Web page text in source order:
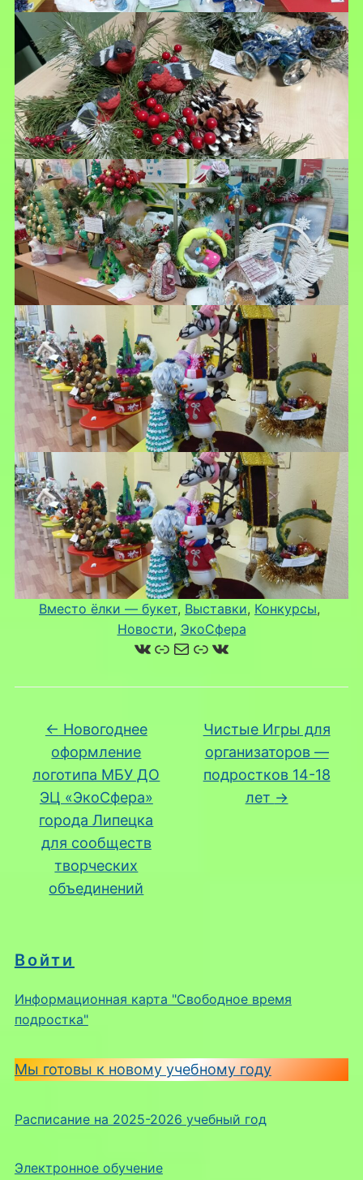
Войти
Информационная карта "Свободное время
подростка"
Мы готовы к новому учебному году
Расписание на 2025-2026 учебный год
Электронное обучение
Вместо ёлки — букет, Выставки, Конкурсы
Новости, ЭкоСфера
ВКонтакте
Ссылка
Почта
Ссылка
ВКонтакте
← Новогоднее
оформление
логотипа МБУ ДО
ЭЦ «ЭкоСфера»
города Липецка
для сообществ
творческих
объединений
Чистые Игры для
организаторов —
подростков 14-18
лет →